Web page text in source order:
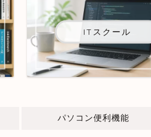
ITスクール
パソコン便利機能